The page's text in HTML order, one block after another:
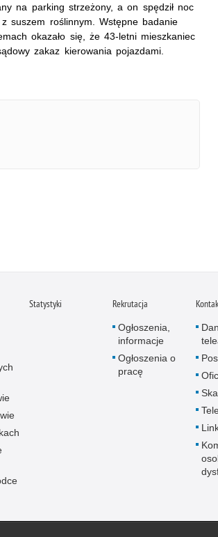
na parking strzeżony, a on spędził noc
suszem roślinnym. Wstępne badanie
okazało się, że 43-letni mieszkaniec
zakaz kierowania pojazdami.
Statystyki Rekrutacja
Ogłoszenia,
informacje
Ogłoszenia o
pracę